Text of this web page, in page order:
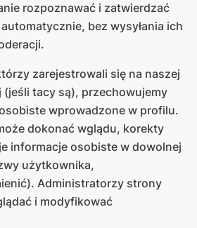
rozpoznawać i zatwierdzać
bez wysyłania ich
zarejestrowali się na naszej
tacy są), przechowujemy
wprowadzone w profilu.
dokonać wglądu, korekty
informacje osobiste w dowolnej
użytkownika,
Administratorzy strony
i modyfikować